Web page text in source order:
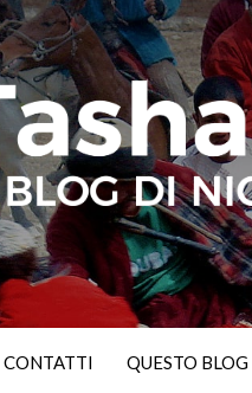
CONTATTI QUESTO BLOG